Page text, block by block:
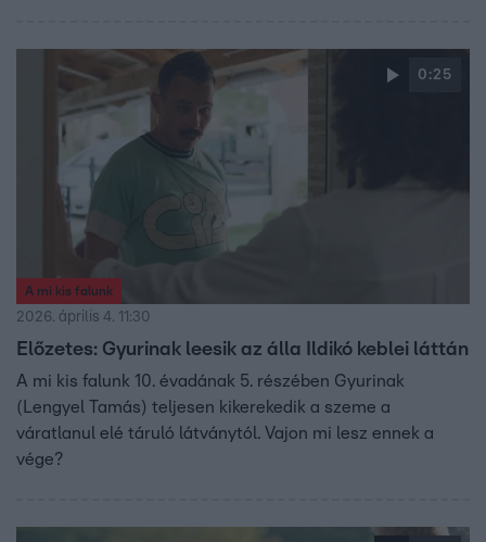
0:25
A mi kis falunk
2026. április 4. 11:30
Előzetes: Gyurinak leesik az álla Ildikó keblei láttán
A mi kis falunk 10. évadának 5. részében Gyurinak
(Lengyel Tamás) teljesen kikerekedik a szeme a
váratlanul elé táruló látványtól. Vajon mi lesz ennek a
vége?